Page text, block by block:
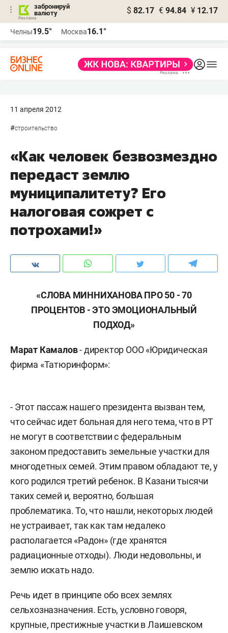
забронируй
валюту
$ 82.17 € 94.84 ¥ 12.17
Челны19.5° Москва16.1°
11 апреля 2012
#строительство
«Как человек безвозмездно
передаст землю
муниципалитету? Его
налоговая сожрет с
потрохами!»
«СЛОВА МИННИХАНОВА ПРО 50 - 70
ПРОЦЕНТОВ - ЭТО ЭМОЦИОНАЛЬНЫЙ
ПОДХОД»
Марат Камалов- директор ООО «Юридическая
фирма «Татюринформ»:
- Этот пассаж нашего президента вызван тем,
что сейчас идет больная для него тема, что в РТ
не могут в соответствии с федеральным
законом предоставить земельные участки для
многодетных семей. Этим правом обладают те, у
кого родился третий ребенок. В Казани тысячи
таких семей и, вероятно, большая
проблематика. То, что нашли, некоторых людей
не устраивает, так как там недалеко
располагается «Радон» (где хранятся
радиационные отходы). Люди недовольны, и
землю искать надо.
Речь идет в принципе обо всех землях
сельхозназначения. Есть, условно говоря,
крупные, престижные участки в Лаишевском